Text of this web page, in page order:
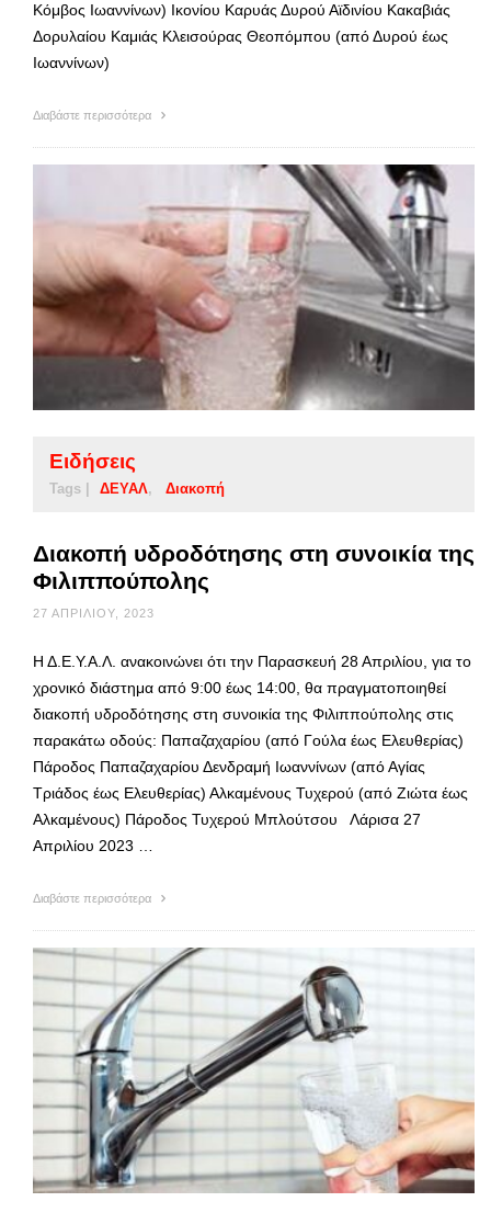
Κόμβος Ιωαννίνων) Ικονίου Καρυάς Δυρού Αϊδινίου Κακαβιάς
Δορυλαίου Καμιάς Κλεισούρας Θεοπόμπου (από Δυρού έως
Ιωαννίνων)
Διαβάστε περισσότερα
Ειδήσεις
Tags | ΔΕΥΑΛ Διακοπή
Διακοπή υδροδότησης στη συνοικία της
Φιλιππούπολης
27 ΑΠΡΙΛΊΟΥ, 2023
Η Δ.Ε.Υ.Α.Λ. ανακοινώνει ότι την Παρασκευή 28 Απριλίου, για το
χρονικό διάστημα από 9:00 έως 14:00, θα πραγματοποιηθεί
διακοπή υδροδότησης στη συνοικία της Φιλιππούπολης στις
παρακάτω οδούς: Παπαζαχαρίου (από Γούλα έως Ελευθερίας)
Πάροδος Παπαζαχαρίου Δενδραμή Ιωαννίνων (από Αγίας
Τριάδος έως Ελευθερίας) Αλκαμένους Τυχερού (από Ζιώτα έως
Αλκαμένους) Πάροδος Τυχερού Μπλούτσου Λάρισα 27
Απριλίου 2023 …
Διαβάστε περισσότερα